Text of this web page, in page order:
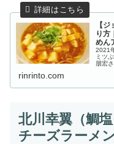
【
り方
めん
2021
ミツ
朋宏
rinrinto.com
北川幸翼（鯛
チーズラーメン